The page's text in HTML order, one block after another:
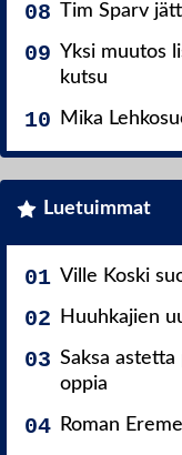
Tim Sparv
Yksi muutos
kutsu
Mika
Luetuimmat
Ville Koski
Huuhkajien
Saksa
oppia
Roman